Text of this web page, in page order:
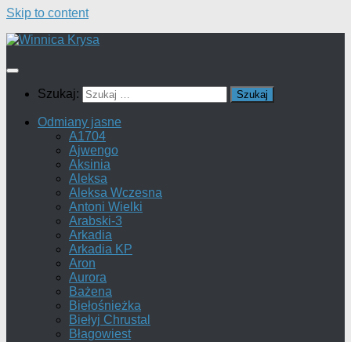
Skip to content
Szukaj:
Odmiany jasne
A1704
Ajwengo
Aksinia
Aleksa
Aleksa Wczesna
Antoni Wielki
Arabski-3
Arkadia
Arkadia KP
Aron
Aurora
Bażena
Biełośnieżka
Biełyj Chrustal
Błagowiest